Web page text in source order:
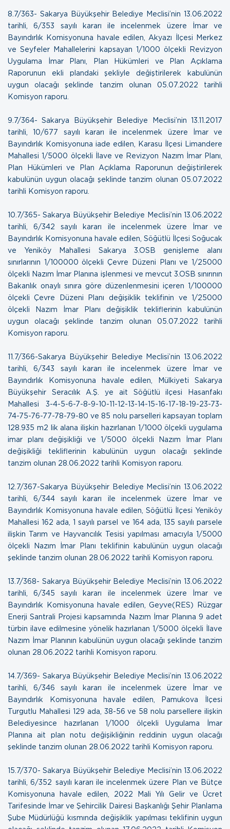
8.7/363- Sakarya Büyükşehir Belediye Meclisi’nin 13.06.2022
tarihli, 6/353 sayılı kararı ile incelenmek üzere İmar ve
Bayındırlık Komisyonuna havale edilen, Akyazı İlçesi Merkez
ve Seyfeler Mahallelerini kapsayan 1/1000 ölçekli Revizyon
Uygulama İmar Planı, Plan Hükümleri ve Plan Açıklama
Raporunun ekli plandaki şekliyle değiştirilerek kabulünün
uygun olacağı şeklinde tanzim olunan 05.07.2022 tarihli
Komisyon raporu.
9.7/364- Sakarya Büyükşehir Belediye Meclisi’nin 13.11.2017
tarihli, 10/677 sayılı kararı ile incelenmek üzere İmar ve
Bayındırlık Komisyonuna iade edilen, Karasu İlçesi Limandere
Mahallesi 1/5000 ölçekli İlave ve Revizyon Nazım İmar Planı,
Plan Hükümleri ve Plan Açıklama Raporunun değiştirilerek
kabulünün uygun olacağı şeklinde tanzim olunan 05.07.2022
tarihli Komisyon raporu.
10.7/365- Sakarya Büyükşehir Belediye Meclisi’nin 13.06.2022
tarihli, 6/342 sayılı kararı ile incelenmek üzere İmar ve
Bayındırlık Komisyonuna havale edilen, Söğütlü İlçesi Soğucak
ve Yeniköy Mahallesi Sakarya 3.OSB genişleme alanı
sınırlarının 1/100000 ölçekli Çevre Düzeni Planı ve 1/25000
ölçekli Nazım İmar Planına işlenmesi ve mevcut 3.OSB sınırının
Bakanlık onaylı sınıra göre düzenlenmesini içeren 1/100000
ölçekli Çevre Düzeni Planı değişiklik teklifinin ve 1/25000
ölçekli Nazım İmar Planı değişiklik tekliflerinin kabulünün
uygun olacağı şeklinde tanzim olunan 05.07.2022 tarihli
Komisyon raporu.
11.7/366-Sakarya Büyükşehir Belediye Meclisi’nin 13.06.2022
tarihli, 6/343 sayılı kararı ile incelenmek üzere İmar ve
Bayındırlık Komisyonuna havale edilen, Mülkiyeti Sakarya
Büyükşehir Seracılık A.Ş. ye ait Söğütlü ilçesi Hasanfakı
Mahallesi 3-4-5-6-7-8-9-10-11-12-13-14-15-16-17-18-19-23-73-
74-75-76-77-78-79-80 ve 85 nolu parselleri kapsayan toplam
128.935 m2 lik alana ilişkin hazırlanan 1/1000 ölçekli uygulama
imar planı değişikliği ve 1/5000 ölçekli Nazım İmar Planı
değişikliği tekliflerinin kabulünün uygun olacağı şeklinde
tanzim olunan 28.06.2022 tarihli Komisyon raporu.
12.7/367-Sakarya Büyükşehir Belediye Meclisi’nin 13.06.2022
tarihli, 6/344 sayılı kararı ile incelenmek üzere İmar ve
Bayındırlık Komisyonuna havale edilen, Söğütlü İlçesi Yeniköy
Mahallesi 162 ada, 1 sayılı parsel ve 164 ada, 135 sayılı parsele
ilişkin Tarım ve Hayvancılık Tesisi yapılması amacıyla 1/5000
ölçekli Nazım İmar Planı teklifinin kabulünün uygun olacağı
şeklinde tanzim olunan 28.06.2022 tarihli Komisyon raporu.
13.7/368- Sakarya Büyükşehir Belediye Meclisi’nin 13.06.2022
tarihli, 6/345 sayılı kararı ile incelenmek üzere İmar ve
Bayındırlık Komisyonuna havale edilen, Geyve(RES) Rüzgar
Enerji Santrali Projesi kapsamında Nazım İmar Planına 9 adet
türbin ilave edilmesine yönelik hazırlanan 1/5000 ölçekli İlave
Nazım İmar Planının kabulünün uygun olacağı şeklinde tanzim
olunan 28.06.2022 tarihli Komisyon raporu.
14.7/369- Sakarya Büyükşehir Belediye Meclisi’nin 13.06.2022
tarihli, 6/346 sayılı kararı ile incelenmek üzere İmar ve
Bayındırlık Komisyonuna havale edilen, Pamukova İlçesi
Turgutlu Mahallesi 129 ada, 38-56 ve 58 nolu parsellere ilişkin
Belediyesince hazırlanan 1/1000 ölçekli Uygulama İmar
Planına ait plan notu değişikliğinin reddinin uygun olacağı
şeklinde tanzim olunan 28.06.2022 tarihli Komisyon raporu.
15.7/370- Sakarya Büyükşehir Belediye Meclisi’nin 13.06.2022
tarihli, 6/352 sayılı kararı ile incelenmek üzere Plan ve Bütçe
Komisyonuna havale edilen, 2022 Mali Yılı Gelir ve Ücret
Tarifesinde İmar ve Şehircilik Dairesi Başkanlığı Şehir Planlama
Şube Müdürlüğü kısmında değişiklik yapılması teklifinin uygun